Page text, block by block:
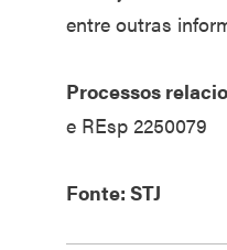
entre outras
Processos
e REsp 2250079
Fonte: STJ